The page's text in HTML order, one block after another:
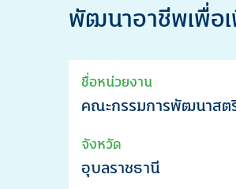
พัฒนาอาชีพเพื่อ
ชื่อหน่วยงาน
คณะกรรมการพัฒนาสต
จังหวัด
อุบลราชธานี